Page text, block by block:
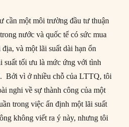
cần một môi trường đầu tư thuận
nước và quốc tế có sức mua
và một lãi suất dài hạn ổn
suất tối ưu là mức ứng với tình
Bởi vì ở nhiều chỗ của LTTQ, tôi
nghi về sự thành công của một
trong việc ấn định một lãi suất
không viết ra ý này, nhưng tôi